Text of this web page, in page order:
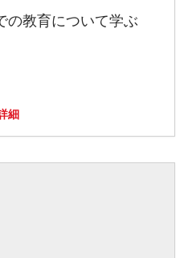
の教育について学ぶ
細